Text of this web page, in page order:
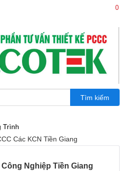
Trình
Các KCN Tiền Giang
Nghiệp Tiền Giang
0